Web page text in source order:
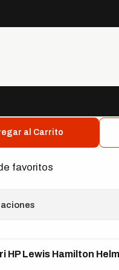
(43022)
Ferrari
al Carrito
favoritos
HP Lewis Hamilton